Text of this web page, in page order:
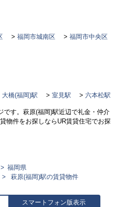
福岡市城南区 福岡市中央区
大橋(福岡)駅 室見駅 六本松駅
です。萩原(福岡)駅近辺で礼金・仲介
物件をお探しならUR賃貸住宅でお探
福岡県
萩原(福岡)駅の賃貸物件
スマートフォン版表示